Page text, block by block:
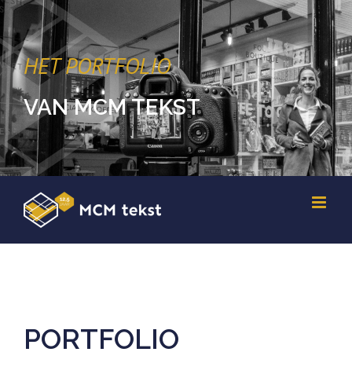
HET PORTFOLIO
VAN MCM TEKST
PORTFOLIO